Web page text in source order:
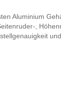
Aluminium
,